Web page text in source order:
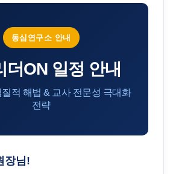
동심연구소 안내
더ON 일정 안내
적 해법 & 교사 전문성 극대화
전략
장님!